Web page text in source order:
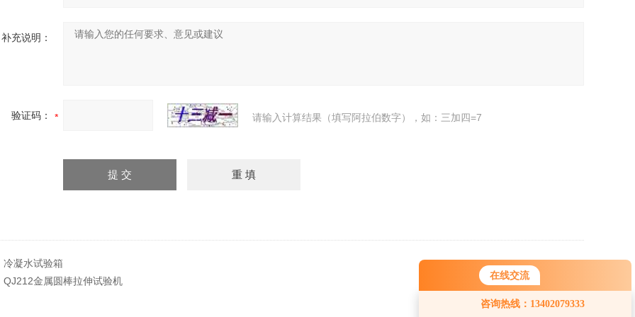
在线交流
咨询热线：13402079333
您好！欢迎前来咨询，很高兴为您
服务，请问您要咨询什么问题呢？
补充说明：
验证码： 请输入计算结果（填写阿拉伯数字），如：三加四=7
冷凝水试验箱
QJ212金属圆棒拉伸试验机